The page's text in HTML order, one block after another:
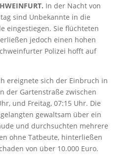
In der Nacht von
sind Unbekannte in die
eingestiegen. Sie flüchteten
jedoch einen hohen
Polizei hofft auf
ereignete sich der Einbruch in
der Gartenstraße zwischen
und Freitag, 07:15 Uhr. Die
gewaltsam über ein
und durchsuchten mehrere
ohne Tatbeute, hinterließen
von über 10.000 Euro.